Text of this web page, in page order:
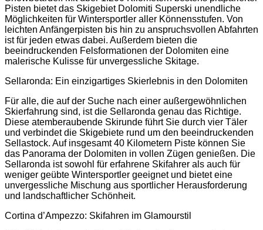
Pisten bietet das Skigebiet Dolomiti Superski unendliche
Möglichkeiten für Wintersportler aller Könnensstufen. Von
leichten Anfängerpisten bis hin zu anspruchsvollen Abfahrten
ist für jeden etwas dabei. Außerdem bieten die
beeindruckenden Felsformationen der Dolomiten eine
malerische Kulisse für unvergessliche Skitage.
Sellaronda: Ein einzigartiges Skierlebnis in den Dolomiten
Für alle, die auf der Suche nach einer außergewöhnlichen
Skierfahrung sind, ist die Sellaronda genau das Richtige.
Diese atemberaubende Skirunde führt Sie durch vier Täler
und verbindet die Skigebiete rund um den beeindruckenden
Sellastock. Auf insgesamt 40 Kilometern Piste können Sie
das Panorama der Dolomiten in vollen Zügen genießen. Die
Sellaronda ist sowohl für erfahrene Skifahrer als auch für
weniger geübte Wintersportler geeignet und bietet eine
unvergessliche Mischung aus sportlicher Herausforderung
und landschaftlicher Schönheit.
Cortina d’Ampezzo: Skifahren im Glamourstil